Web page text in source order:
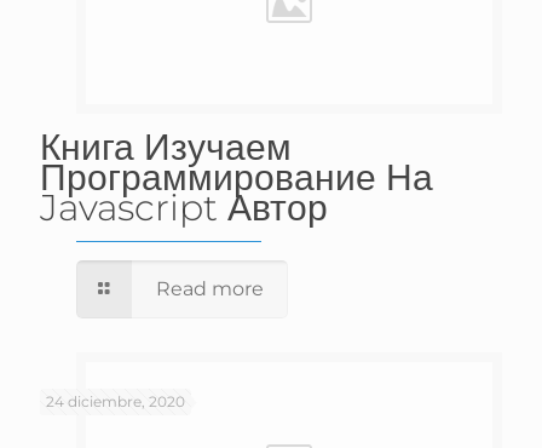
Книга Изучаем
Программирование На
Javascript Автор
Read more
24 diciembre, 2020